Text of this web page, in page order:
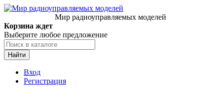
Мир радиоуправляемых моделей
Корзина ждет
Выберите любое предложение
Найти
Вход
Регистрация